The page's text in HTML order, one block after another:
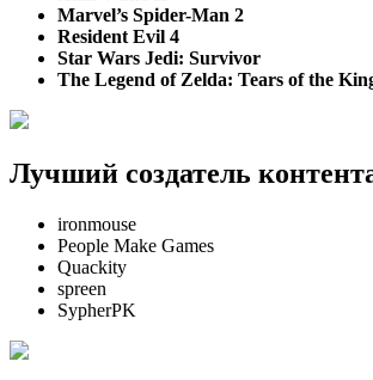
Marvel’s Spider-Man 2
Resident Evil 4
Star Wars Jedi: Survivor
The Legend of Zelda: Tears of the
Лучший создатель
ironmouse
People Make Games
Quackity
spreen
SypherPK